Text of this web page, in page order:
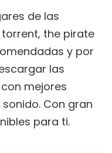
de las
the pirate
y por
las
mejores
Con gran
para ti.